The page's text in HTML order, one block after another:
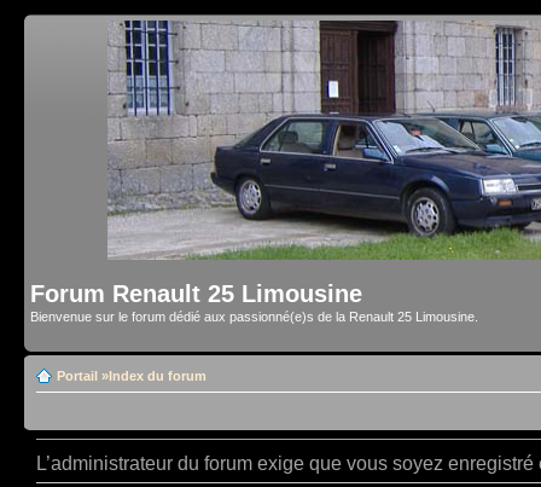
Forum Renault 25 Limousine
Bienvenue sur le forum dédié aux passionné(e)s de la Renault 25 Limousine.
Portail »Index du forum
L’administrateur du forum exige que vous soyez